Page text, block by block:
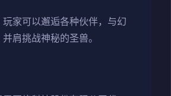
家可以邂逅各种伙伴，与幻
肩挑战神秘的圣兽。